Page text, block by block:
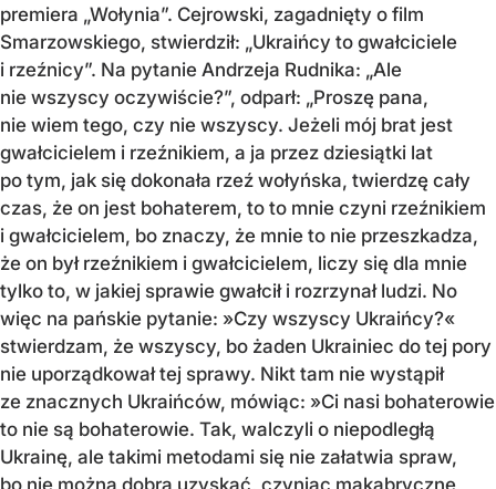
premiera „Wołynia”. Cejrowski, zagadnięty o film
Smarzowskiego, stwierdził: „Ukraińcy to gwałciciele
i rzeźnicy”. Na pytanie Andrzeja Rudnika: „Ale
nie wszyscy oczywiście?”, odparł: „Proszę pana,
nie wiem tego, czy nie wszyscy. Jeżeli mój brat jest
gwałcicielem i rzeźnikiem, a ja przez dziesiątki lat
po tym, jak się dokonała rzeź wołyńska, twierdzę cały
czas, że on jest bohaterem, to to mnie czyni rzeźnikiem
i gwałcicielem, bo znaczy, że mnie to nie przeszkadza,
że on był rzeźnikiem i gwałcicielem, liczy się dla mnie
tylko to, w jakiej sprawie gwałcił i rozrzynał ludzi. No
więc na pańskie pytanie: »Czy wszyscy Ukraińcy?«
stwierdzam, że wszyscy, bo żaden Ukrainiec do tej pory
nie uporządkował tej sprawy. Nikt tam nie wystąpił
ze znacznych Ukraińców, mówiąc: »Ci nasi bohaterowie
to nie są bohaterowie. Tak, walczyli o niepodległą
Ukrainę, ale takimi metodami się nie załatwia spraw,
bo nie można dobra uzyskać, czyniąc makabryczne